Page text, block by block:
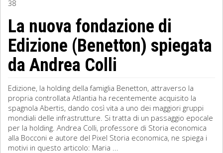
Sociologia
Filosofia
Storia
Matematica
Diritto
38
La nuova fondazione di
Edizione (Benetton) spiegata
da Andrea Colli
Edizione, la holding della famiglia Benetton, attraverso la
propria controllata Atlantia ha recentemente acquisito la
spagnola Abertis, dando così vita a uno dei maggiori gruppi
mondiali delle infrastrutture. Si tratta di un passaggio epocale
per la holding. Andrea Colli, professore di Storia economica
alla Bocconi e autore del Pixel Storia economica, ne spiega i
motivi in questo articolo: Maria ...